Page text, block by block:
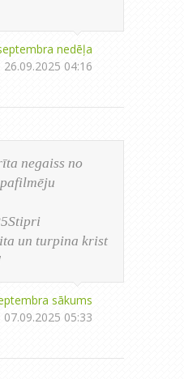
nedēļa
26.09.2025 04:16
negaiss no
un turpina krist
sākums
07.09.2025 05:33